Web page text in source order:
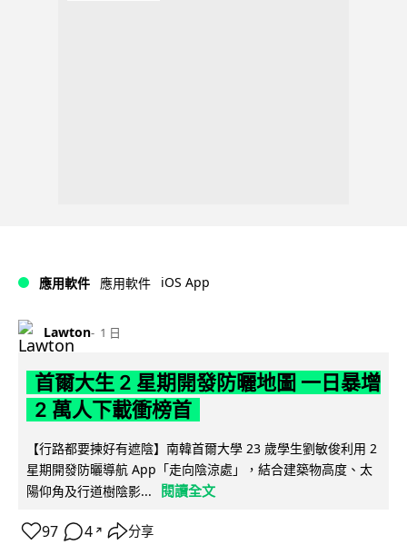
應用軟件 應用軟件 iOS App
Lawton 1 日
首爾大生 2 星期開發防曬地圖 一日暴增
2 萬人下載衝榜首
【行路都要揀好有遮陰】南韓首爾大學 23 歲學生劉敏俊利用 2
星期開發防曬導航 App「走向陰涼處」，結合建築物高度、太
陽仰角及行道樹陰影...
閱讀全文
97 4 ↗ 分享